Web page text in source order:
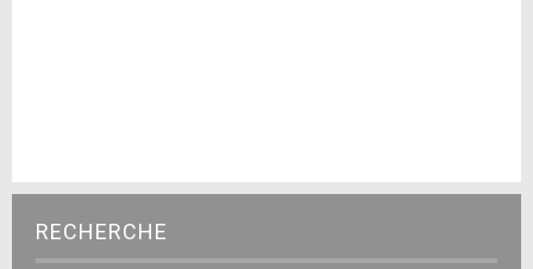
RECHERCHE